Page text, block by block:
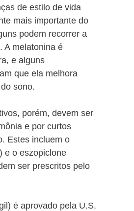
de estilo de vida
mais importante do
podem recorrer a
A melatonina é
e alguns
que ela melhora
sono.
porém, devem ser
e por curtos
Estes incluem o
e o eszopiclone
ser prescritos pelo
é aprovado pela U.S.